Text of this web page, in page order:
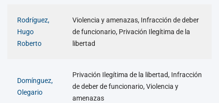
Rodríguez,
Hugo
Roberto
Violencia y amenazas, Infracción de deber
de funcionario, Privación Ilegítima de la
libertad
Domínguez,
Olegario
Privación Ilegítima de la libertad, Infracción
de deber de funcionario, Violencia y
amenazas